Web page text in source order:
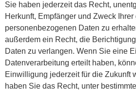
Sie haben jederzeit das Recht,
Herkunft, Empfänger und Zweck
personenbezogenen Daten zu
außerdem ein Recht, die
Daten zu verlangen. Wenn Sie eine
Datenverarbeitung erteilt haben,
Einwilligung jederzeit für die Zukunft
haben Sie das Recht, unter